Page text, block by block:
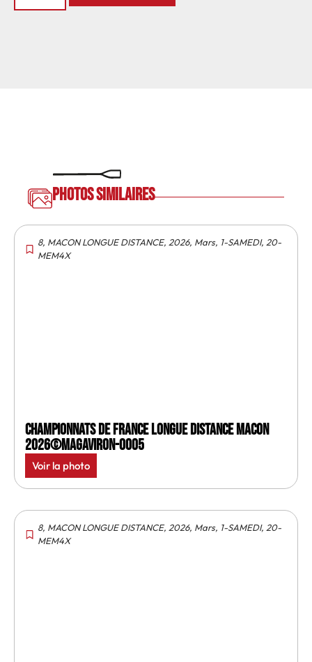
Photos similaires
8, MACON LONGUE DISTANCE, 2026, Mars, 1-SAMEDI, 20-
MEM4X
Championnats de France longue distance Macon
2026©MagAviron-0005
Voir la photo
8, MACON LONGUE DISTANCE, 2026, Mars, 1-SAMEDI, 20-
MEM4X